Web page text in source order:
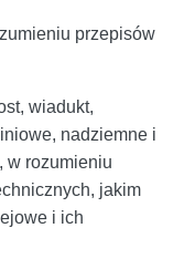
przepisów
wiadukt,
nadziemne i
w rozumieniu
jakim
i ich